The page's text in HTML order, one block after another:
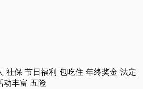
社保 节日福利 包吃住 年终奖金 法定
动丰富 五险